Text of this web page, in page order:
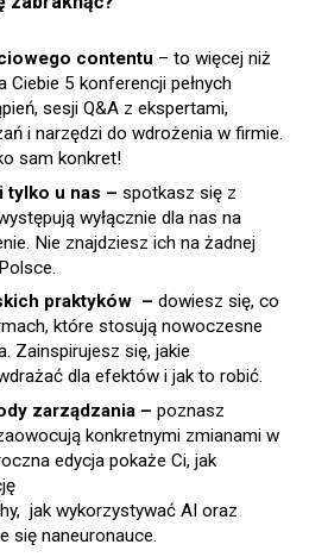
contentu – to więcej niż
Ciebie 5 konferencji pełnych
sesji Q&A z ekspertami,
i narzędzi do wdrożenia w firmie.
sam konkret!
tylko u nas – spotkasz się z
wyłącznie dla nas na
Nie znajdziesz ich na żadnej
praktyków – dowiesz się, co
które stosują nowoczesne
Zainspirujesz się, jakie
dla efektów i jak to robić.
zarządzania – poznasz
konkretnymi zmianami w
edycja pokaże Ci, jak
jak wykorzystywać AI oraz
się naneuronauce.